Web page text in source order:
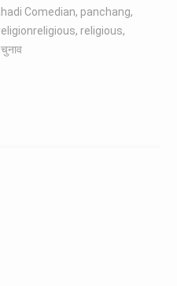
Comedian, panchang,
, religious,